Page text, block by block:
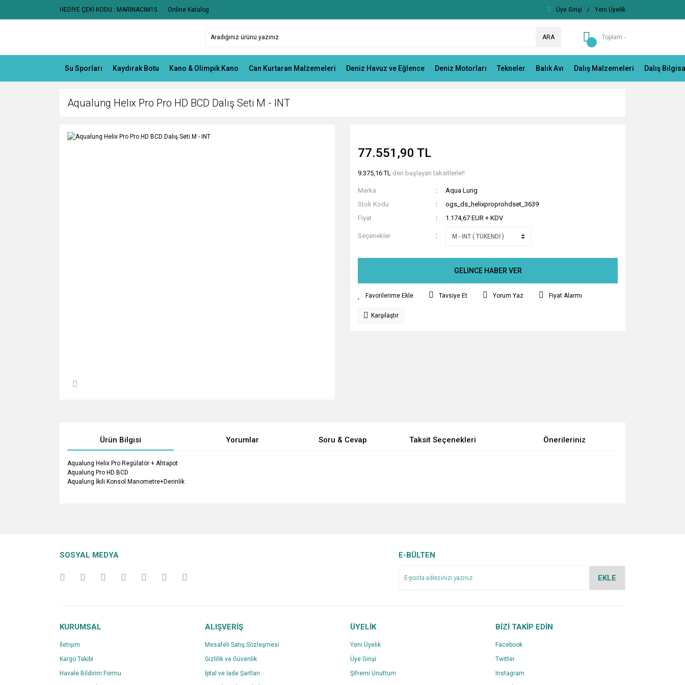
HEDİYE ÇEKİ KODU : MARINACIM15 Online Katalog Üye Girişi / Yeni Üyelik
ARA Toplam -
Su Sporları Kaydırak Botu Kano & Olimpik Kano Can Kurtaran Malzemeleri Deniz Havuz ve Eğlence Deniz Motorları Tekneler Balık Avı Dalış Malzemeleri Dalış
Aqualung Helix Pro Pro HD BCD Dalış Seti M - INT
77.551,90 TL
9.375,16 TL den başlayan taksitlerle!!
Marka
Aqua Lung
Stok Kodu
ogs_ds_helixproprohdset_3639
Fiyat
1.174,67 EUR + KDV
Seçenekler
GELİNCE HABER VER
Tavsiye Et Yorum Yaz Fiyat Alarmı
Karşılaştır
Ürün Bilgisi Yorumlar Soru & Cevap Taksit Seçenekleri Önerileriniz
Aqualung Helix Pro Regülatör + Ahtapot
Aqualung Pro HD BCD
Aqualung İkili Konsol Manometre+Derinlik
Ürün açıklamasında eksik bilgiler bulunuyor.
SOSYAL MEDYA E-BÜLTEN
EKLE
KURUMSAL
İletişim
Kargo Takibi
Havale Bildirim Formu
ALIŞVERİŞ
Mesafeli Satış Sözleşmesi
Gizlilik ve Güvenlik
İptal ve İade Şartları
ÜYELİK
Yeni Üyelik
Üye Girişi
Şifremi Unuttum
BİZİ TAKİP EDİN
Facebook
Twitter
Instagram